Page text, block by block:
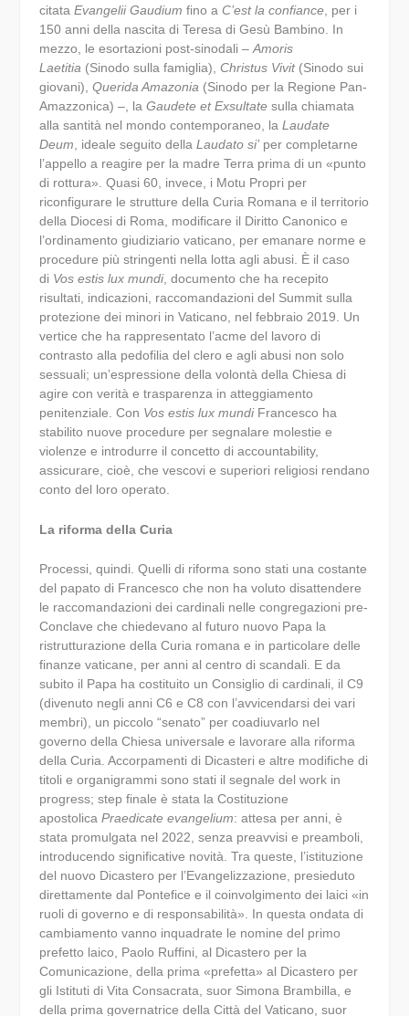
citata Evangelii Gaudium fino a C’est la confiance, per i
150 anni della nascita di Teresa di Gesù Bambino. In
mezzo, le esortazioni post-sinodali – Amoris
Laetitia (Sinodo sulla famiglia), Christus Vivit(Sinodo sui
giovani), Querida Amazonia (Sinodo per la Regione Pan-
Amazzonica) –, la Gaudete et Exsultatesulla chiamata
alla santità nel mondo contemporaneo, la Laudate
Deum , ideale seguito della Laudato si’per completarne
l’appello a reagire per la madre Terra prima di un «punto
di rottura». Quasi 60, invece, i Motu Propri per
riconfigurare le strutture della Curia Romana e il territorio
della Diocesi di Roma, modificare il Diritto Canonico e
l’ordinamento giudiziario vaticano, per emanare norme e
procedure più stringenti nella lotta agli abusi. È il caso
di Vos estis lux mundi, documento che ha recepito
risultati, indicazioni, raccomandazioni del Summit sulla
protezione dei minori in Vaticano, nel febbraio 2019. Un
vertice che ha rappresentato l’acme del lavoro di
contrasto alla pedofilia del clero e agli abusi non solo
sessuali; un’espressione della volontà della Chiesa di
agire con verità e trasparenza in atteggiamento
penitenziale. Con Vos estis lux mundiFrancesco ha
stabilito nuove procedure per segnalare molestie e
violenze e introdurre il concetto di accountability,
assicurare, cioè, che vescovi e superiori religiosi rendano
conto del loro operato.
La riforma della Curia
Processi, quindi. Quelli di riforma sono stati una costante
del papato di Francesco che non ha voluto disattendere
le raccomandazioni dei cardinali nelle congregazioni pre-
Conclave che chiedevano al futuro nuovo Papa la
ristrutturazione della Curia romana e in particolare delle
finanze vaticane, per anni al centro di scandali. E da
subito il Papa ha costituito un Consiglio di cardinali, il C9
(divenuto negli anni C6 e C8 con l’avvicendarsi dei vari
membri), un piccolo “senato” per coadiuvarlo nel
governo della Chiesa universale e lavorare alla riforma
della Curia. Accorpamenti di Dicasteri e altre modifiche di
titoli e organigrammi sono stati il segnale del work in
progress; step finale è stata la Costituzione
apostolica Praedicate evangelium: attesa per anni, è
stata promulgata nel 2022, senza preavvisi e preamboli,
introducendo significative novità. Tra queste, l’istituzione
del nuovo Dicastero per l’Evangelizzazione, presieduto
direttamente dal Pontefice e il coinvolgimento dei laici «in
ruoli di governo e di responsabilità». In questa ondata di
cambiamento vanno inquadrate le nomine del primo
prefetto laico, Paolo Ruffini, al Dicastero per la
Comunicazione, della prima «prefetta» al Dicastero per
gli Istituti di Vita Consacrata, suor Simona Brambilla, e
della prima governatrice della Città del Vaticano, suor